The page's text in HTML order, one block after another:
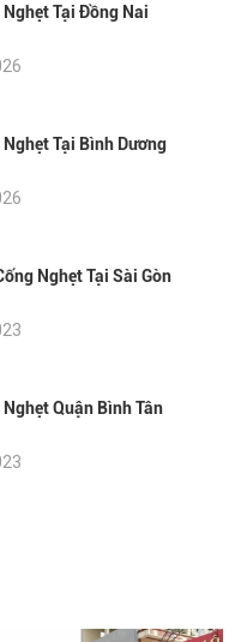
Tại Đồng Nai
Tại Bình Dương
Nghẹt Tại Sài Gòn
Quận Bình Tân